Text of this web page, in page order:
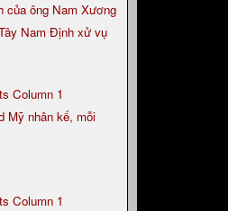
của ông Nam Xương
Nam Định xử vụ
Column 1
Mỹ nhân kế, mỗi
Column 1